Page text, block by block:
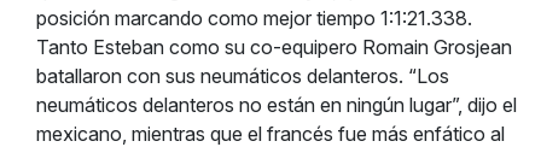
posición marcando como mejor tiempo 1:1:21.338.
Tanto Esteban como su co-equipero Romain Grosjean
batallaron con sus neumáticos delanteros. “Los
neumáticos delanteros no están en ningún lugar”, dijo el
mexicano, mientras que el francés fue más enfático al